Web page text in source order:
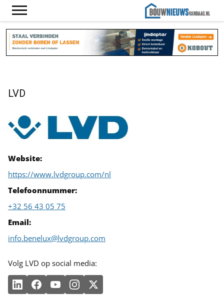
LVD
Website:
https://www.lvdgroup.com/nl
Telefoonnummer:
+32 56 43 05 75
Email:
info.benelux@lvdgroup.com
Volg LVD op social media: